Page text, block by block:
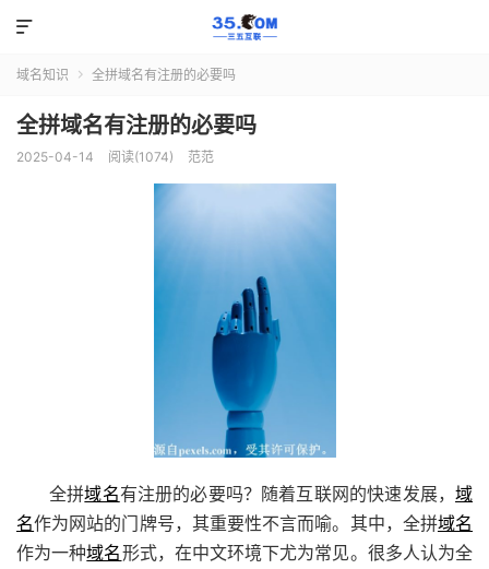

域名知识  全拼域名有注册的必要吗
全拼域名有注册的必要吗
2025-04-14 阅读(1074) 范范
全拼域名有注册的必要吗？随着互联网的快速发展，域
名作为网站的门牌号，其重要性不言而喻。其中，全拼域名
作为一种域名形式，在中文环境下尤为常见。很多人认为全